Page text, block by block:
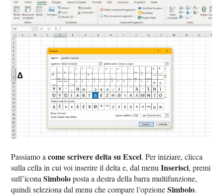
Passiamo acome scrivere delta su Excel. Per iniziare, clicca
sulla cella in cui voi inserire il delta e, dal menuInserisci, premi
sull’iconaSimboloposta a destra della barra multifunzione,
quindi seleziona dal menu che compare l’opzioneSimbolo.